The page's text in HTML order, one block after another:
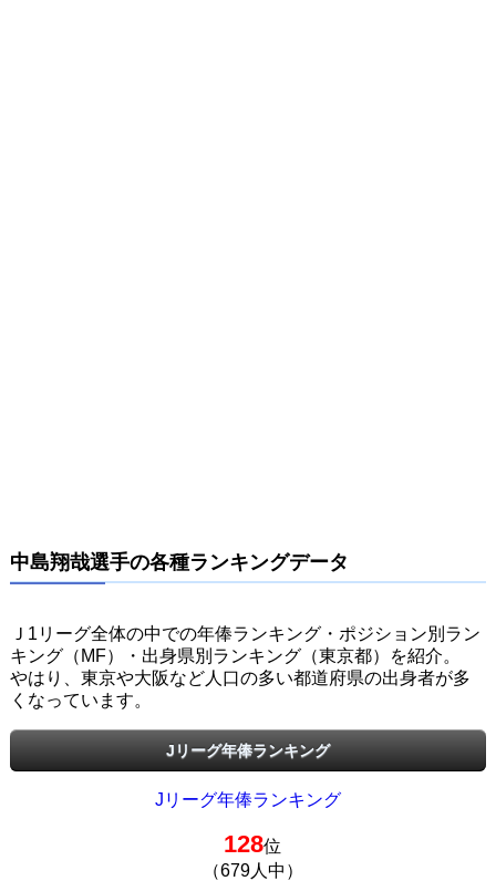
中島翔哉選手の各種ランキングデータ
Ｊ1リーグ全体の中での年俸ランキング・ポジション別ラン
キング（MF）・出身県別ランキング（東京都）を紹介。
やはり、東京や大阪など人口の多い都道府県の出身者が多
くなっています。
Jリーグ年俸ランキング
Jリーグ年俸ランキング
128位
（679人中）